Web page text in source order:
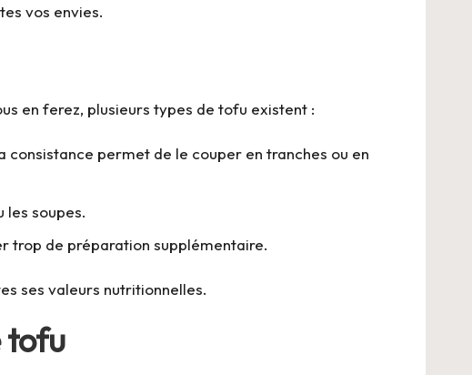
vos envies.
en ferez, plusieurs types de tofu existent :
consistance permet de le couper en tranches ou en
les soupes.
trop de préparation supplémentaire.
ses valeurs nutritionnelles.
tofu